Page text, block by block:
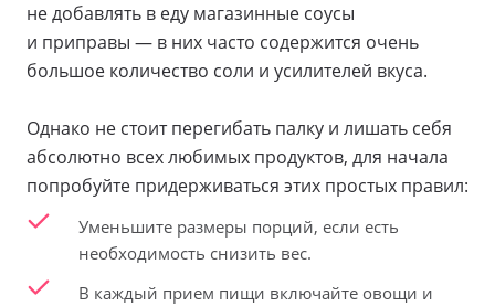
не добавлять в еду магазинные соусы
и приправы — в них часто содержится очень
большое количество соли и усилителей вкуса.
Однако не стоит перегибать палку и лишать себя
абсолютно всех любимых продуктов, для начала
попробуйте придерживаться этих простых правил:
Уменьшите размеры порций, если есть
необходимость снизить вес.
В каждый прием пищи включайте овощи и